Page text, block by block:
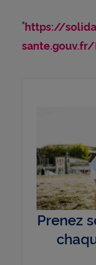
*https://
Prenez